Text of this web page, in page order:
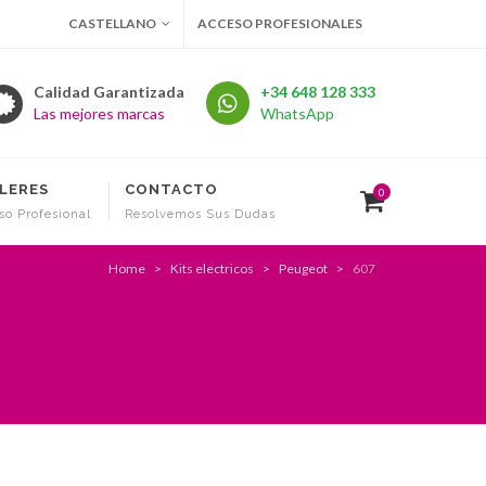
CASTELLANO ACCESO PROFESIONALES
Calidad Garantizada
Las mejores marcas
+34 648 128 333
WhatsApp
Profesional
CONTACTO
Resolvemos Sus Dudas
0
Home Kits electricos Peugeot 607